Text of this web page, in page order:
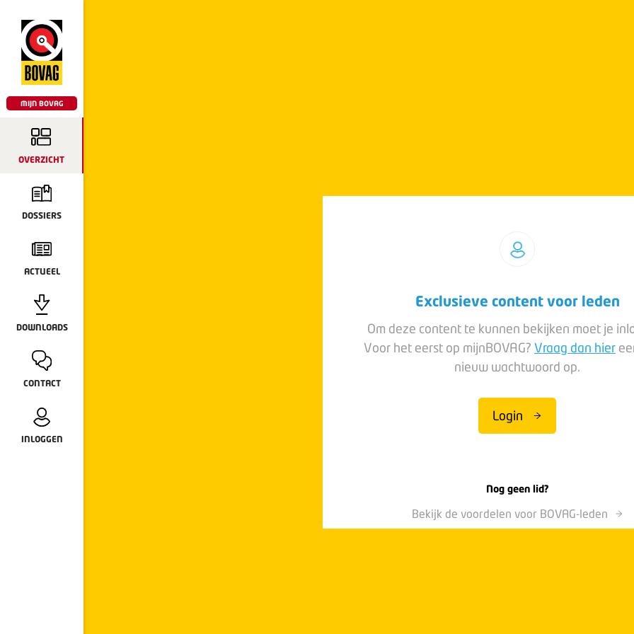
MIJN BOVAG
OVERZICHT
DOSSIERS
ACTUEEL
DOWNLOADS
CONTACT
INLOGGEN
Exclusieve content voor leden
Om deze content te kunnen bekijken moet je
Voor het eerst op mijnBOVAG? Vraag dan hier
nieuw wachtwoord op.
Login
Nog geen lid?
Bekijk de voordelen voor BOVAG-leden